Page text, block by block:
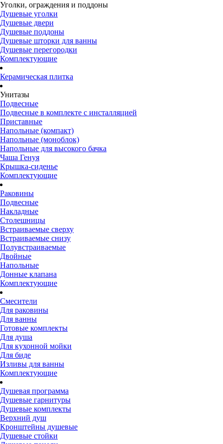
Уголки, ограждения и поддоны
Душевые уголки
Душевые двери
Душевые поддоны
Душевые шторки для ванны
Душевые перегородки
Комплектующие
Керамическая плитка
Унитазы
Подвесные
Подвесные в комплекте с инсталляцией
Приставные
Напольные (компакт)
Напольные (моноблок)
Напольные для высокого бачка
Чаша Генуя
Крышка-сиденье
Комплектующие
Раковины
Подвесные
Накладные
Столешницы
Встраиваемые сверху
Встраиваемые снизу
Полувстраиваемые
Двойные
Напольные
Донные клапана
Комплектующие
Смесители
Для раковины
Для ванны
Готовые комплекты
Для душа
Для кухонной мойки
Для биде
Изливы для ванны
Комплектующие
Душевая программа
Душевые гарнитуры
Душевые комплекты
Верхний душ
Кронштейны душевые
Душевые стойки